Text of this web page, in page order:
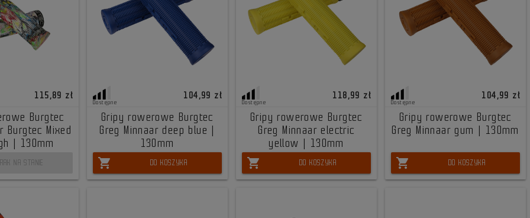
115,89 zł
Burgtec
Burgtec Mixed
| 130mm
NA STANIE
Dostępne
104,99 zł
Gripy rowerowe Burgtec
Greg Minnaar deep blue |
130mm
shopping_cart DO KOSZYKA
Dostępne
118,99 zł
Gripy rowerowe Burgtec
Greg Minnaar electric
yellow | 130mm
shopping_cart DO KOSZYKA
Dostępne
104,99 zł
Gripy rowerowe Burgtec
Greg Minnaar gum | 130mm
shopping_cart DO KOSZYKA